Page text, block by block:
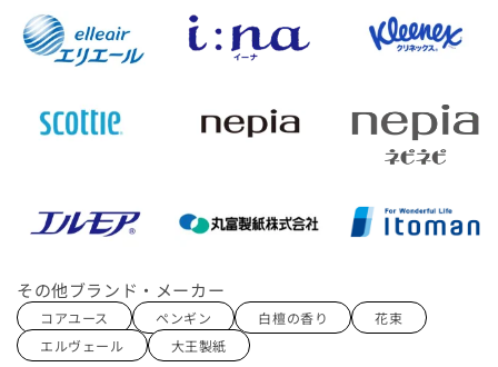
福岡県の指定袋から探す
なるほどコラム
その他ブランド・メーカー
コアユース ペンギン 白檀の香り
花束
エルヴェール
大王製紙